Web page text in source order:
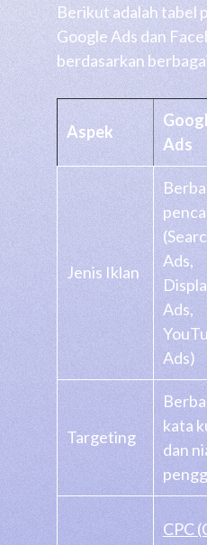
Berikut adalah tabel
Google Ads dan
berdasarkan
Aspek
Ads
Jenis Iklan
Ads,
Ads,
Ads)
Targeting
kata
dan
CPC